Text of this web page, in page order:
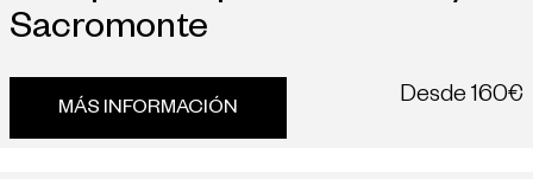
Sacromonte
MÁS INFORMACIÓN Desde 160€